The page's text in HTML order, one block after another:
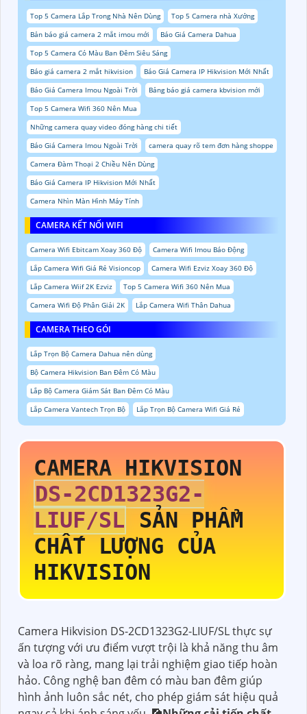
Top 5 Camera Lắp Trong Nhà Nên Dùng
Top 5 Camera nhà Xưởng
Bản báo giá camera 2 mắt imou mới
Báo Giá Camera Dahua
Top 5 Camera Có Màu Ban Đêm Siêu Sáng
Báo giá camera 2 mắt hikvision
Báo Giá Camera IP Hikvision Mới Nhất
Báo Giá Camera Imou Ngoài Trời
Bảng báo giá camera kbvision mới
Top 5 Camera Wifi 360 Nên Mua
Những camera quay video đóng hàng chi tiết
Báo Giá Camera Imou Ngoài Trời
camera quay rõ tem đơn hàng shoppe
Camera Đàm Thoại 2 Chiều Nên Dùng
Báo Giá Camera IP Hikvision Mới Nhất
Camera Nhìn Màn Hình Máy Tính
CAMERA KẾT NỐI WIFI
Camera Wifi Ebitcam Xoay 360 Độ
Camera Wifi Imou Báo Động
Lắp Camera Wifi Giá Rẻ Visioncop
Camera Wifi Ezviz Xoay 360 Độ
Lắp Camera Wiif 2K Ezviz
Top 5 Camera Wifi 360 Nên Mua
Camera Wifi Độ Phân Giải 2K
Lắp Camera Wifi Thân Dahua
CAMERA THEO GÓI
Lắp Trọn Bộ Camera Dahua nên dùng
Bộ Camera Hikvision Ban Đêm Có Màu
Lắp Bộ Camera Giám Sát Ban Đêm Có Màu
Lắp Camera Vantech Trọn Bộ
Lắp Trọn Bộ Camera Wifi Giá Rẻ
CAMERA HIKVISION
DS-2CD1323G2-
LIUF/SL SẢN PHẨM
CHẤT LƯỢNG CỦA
HIKVISION
Camera Hikvision DS-2CD1323G2-LIUF/SL thực sự
ấn tượng với ưu điểm vượt trội là khả năng thu âm
và loa rõ ràng, mang lại trải nghiệm giao tiếp hoàn
hảo. Công nghệ ban đêm có màu ban đêm giúp
hình ảnh luôn sắc nét, cho phép giám sát hiệu quả